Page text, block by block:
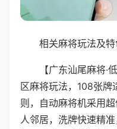
相关麻将玩法及
【广东汕尾麻将
区麻将玩法，108张牌
则，自动麻将机采用
人邻居，洗牌快速精